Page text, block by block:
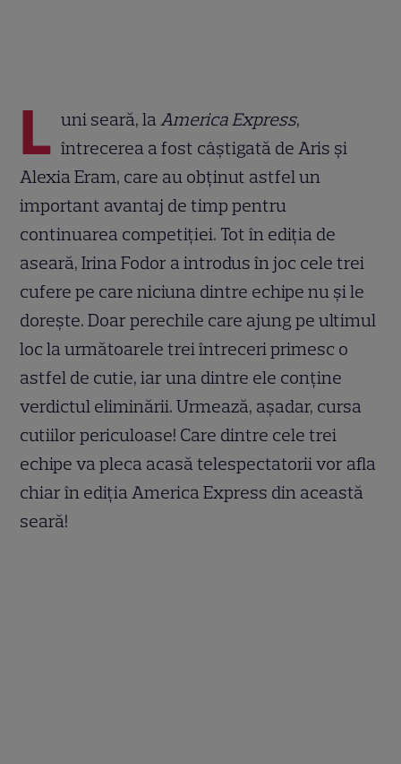
L uni seară, la America Express,
întrecerea a fost câștigată de Aris și
Alexia Eram, care au obținut astfel un
important avantaj de timp pentru
continuarea competiției. Tot în ediția de
aseară, Irina Fodor a introdus în joc cele trei
cufere pe care niciuna dintre echipe nu și le
dorește. Doar perechile care ajung pe ultimul
loc la următoarele trei întreceri primesc o
astfel de cutie, iar una dintre ele conține
verdictul eliminării. Urmează, așadar, cursa
cutiilor periculoase! Care dintre cele trei
echipe va pleca acasă telespectatorii vor afla
chiar în ediția America Express din această
seară!